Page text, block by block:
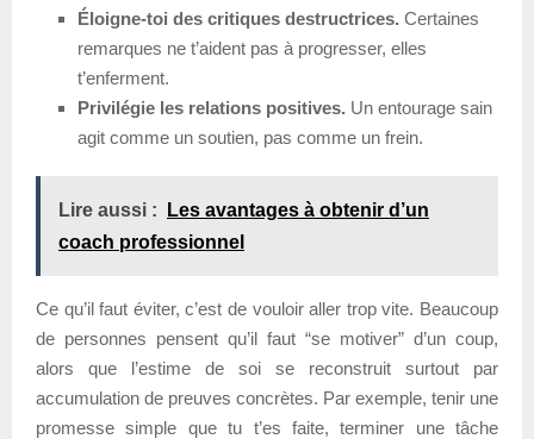
Éloigne-toi des critiques destructrices. Certaines
remarques ne t’aident pas à progresser, elles
t’enferment.
Privilégie les relations positives. Un entourage sain
agit comme un soutien, pas comme un frein.
Lire aussi :
Les avantages à obtenir d’un
coach professionnel
Ce qu’il faut éviter, c’est de vouloir aller trop vite. Beaucoup
de personnes pensent qu’il faut “se motiver” d’un coup,
alors que l’estime de soi se reconstruit surtout par
accumulation de preuves concrètes. Par exemple, tenir une
promesse simple que tu t’es faite, terminer une tâche